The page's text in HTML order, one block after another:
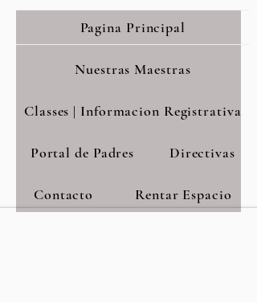
Pagina Principal
Nuestras Maestras
Classes | Informacion Registrativa
Portal de Padres Directivas
Contacto Rentar Espacio